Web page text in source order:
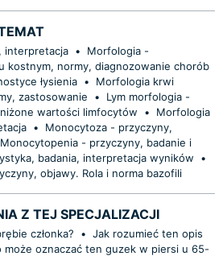
interpretacja •
Morfologia -
kostnym, normy, diagnozowanie chorób
łysienia •
Morfologia krwi
zastosowanie
•
Lym morfologia -
wartości limfocytów
•
Morfologia
•
Monocytoza - przyczyny,
Monocytopenia - przyczyny, badanie i
badania, interpretacja wyników
•
objawy. Rola i norma bazofili
Z TEJ SPECJALIZACJI
członka? • Jak rozumieć ten opis
może oznaczać ten guzek w piersi u 65-